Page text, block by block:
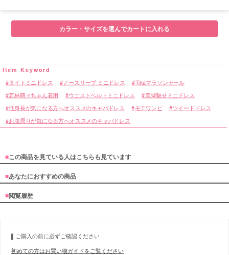
カラー・サイズを選んでカートに入れる
タイトミニドレス ノースリーブ ミニドレス Tikaマラソンセール
若林萌々ちゃん着用 ウエストベルトミニドレス 美脚魅せミニドレス
低身長が気になる方へオススメのキャバドレス モテワンピ
ツイードドレス
お腹周りが気になる方へオススメのキャバドレス
■この商品を見ている人はこちらも見ています
■あなたにおすすめの商品
■閲覧履歴
ご購入の前に必ずご確認ください
初めての方はお買い物ガイドをご覧ください